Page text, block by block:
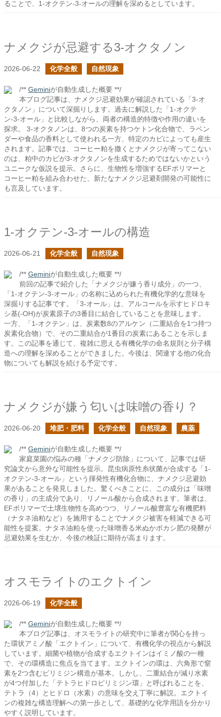
ることで、1-オクテン-3-オールの理解を深めるとしています。
ナメクジが忌避する3-オクタノン
2026-06-22 化学全般 自然現象
/** Geminiが自動生成した概要 **/
本ブログ記事は、ナメクジ忌避効果が確認されている「3-オ
クタノン」について深掘りします。過去に解説した「1-オクテ
ン-3-オール」と比較しながら、両者の構造的特徴や作用の違いを
探求。 3-オクタノンは、8つの炭素を持つケトン化合物で、ラベン
ダーや食品の香料として使われる一方、特定のカビによっても産生
されます。記事では、コーヒー粕を撒くとナメクジが寄ってこない
のは、粕中のカビが3-オクタノンを生成するためではないかという
ユニークな仮説を提示。さらに、生物性を増強するEFポリマーと
コーヒー粕を組み合わせた、新たなナメクジ忌避剤開発の可能性に
も言及しています。
1-オクテン-3-オールの構造
2026-06-21 化学全般 自然現象
/** Geminiが自動生成した概要 **/
前回の記事で紹介した「ナメクジが嫌う香り成分」の一つ、
「1-オクテン-3-オール」の名称に込められた有機化学的な意味を
深掘りする記事です。「3-オール」は、アルコールを示すヒドロキ
シ基(-OH)が炭素原子の3番目に結合していることを意味します。
一方、「1-オクテン」は、炭素数8のアルケン（二重結合を1つ持つ
炭素化合物）で、その二重結合が1番目の炭素にあることを示しま
す。この記事を通じて、複雑に思える有機化学の命名規則と分子構
造への理解を深めることができました。今後は、関連する他の化合
物についても解説を続ける予定です。
ナメクジが嫌う匂いは味噌の香り？
2026-06-20 堆肥・肥料 化学全般 自然現象 農薬
/** Geminiが自動生成した概要 **/
家庭菜園の悩みの種「ナメクジ防除」について、記事では研
究論文から意外な可能性を提示。昆虫病原性糸状菌が合成する「1-
オクテン-3-オール」という揮発性有機化合物に、ナメクジ忌避効
果があることを発見しました。驚くべきことに、この成分は「味噌
の香り」の主成分であり、リノール酸から合成されます。筆者は、
EFポリマーで土壌生物性を高めつつ、リノール酸豊富な有機肥料
（ナタネ油粕など）を施用することでナメクジ被害を軽減できる可
能性を提案。ナタネ油粕を使った味噌香る米ぬかボカシ肥の発酵が
忌避効果を生むか、今後の検証に期待が高まります。
オスモライトのエクトイン
2026-06-19 化学全般
/** Geminiが自動生成した概要 **/
本ブログ記事は、オスモライトの研究中に筆者が関心を持っ
た環状アミノ酸「エクトイン」について、有機化学の視点から解説
しています。細菌や植物が合成するエクトインはイミノ酸の一種
で、その環構造に焦点を当てます。エクトインの環は、六角形で窒
素を2つ含むピリミジン構造が基本。しかし、二重結合が減り水素
が4つ付加した「テトラヒドロピリミジン環」と呼ばれることを、
テトラ（4）とヒドロ（水素）の意味を交え丁寧に解説。エクトイ
ンの複雑な構造理解への第一歩として、基礎的な化学用語を分かり
やすく説明しています。